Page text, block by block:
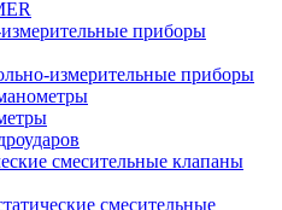
приборы
измерительные приборы
смесительные клапаны
смесительные